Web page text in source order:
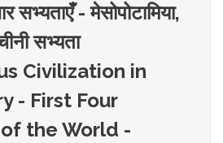
सभ्यताएँ - मेसोपोटामिया,
सभ्यता
Civilization in
- First Four
the World -